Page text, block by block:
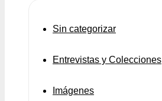
Sin categorizar
Entrevistas y Colecciones
Imágenes